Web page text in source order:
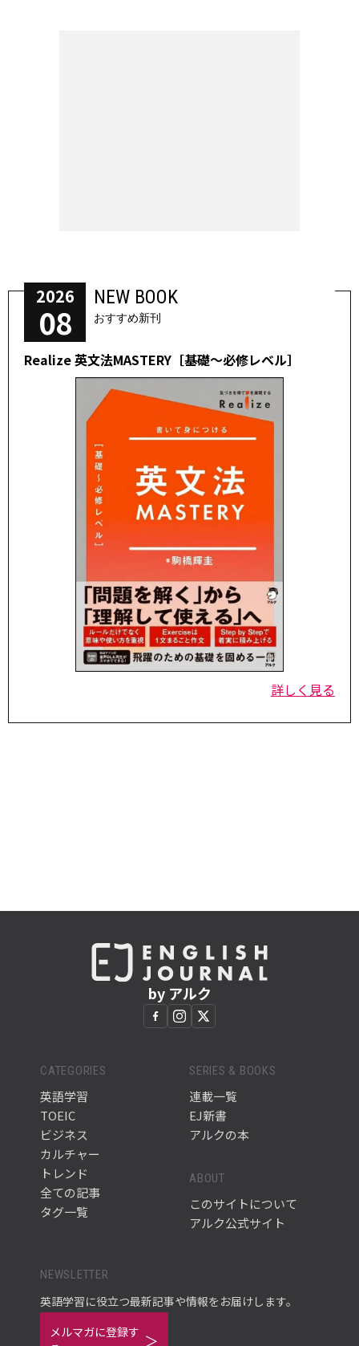
2026
08
NEW BOOK
おすすめ新刊
Realize 英文法MASTERY［基礎～必修レベル］
詳しく見る
by アルク
CATEGORIES
英語学習
TOEIC
ビジネス
カルチャー
トレンド
全ての記事
タグ一覧
SERIES & BOOKS
連載一覧
EJ新書
アルクの本
ABOUT
このサイトについて
アルク公式サイト
NEWSLETTER
英語学習に役立つ最新記事や情報をお届けします。
メルマガに登録す